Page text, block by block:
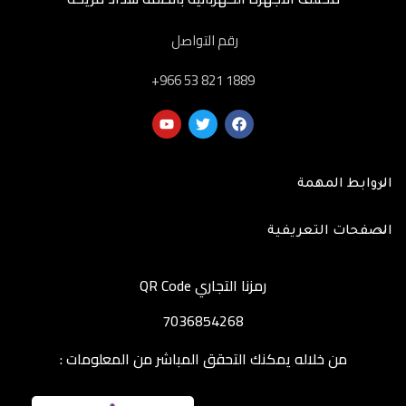
رقم التواصل
‎+966 53 821 1889
الروابط المهمة
الصفحات التعريفية
رمزنا التجاري QR Code
7036854268
من خلاله يمكنك التحقق المباشر من المعلومات :